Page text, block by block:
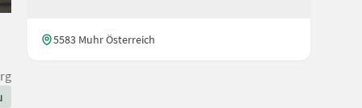
5583 Muhr Österreich